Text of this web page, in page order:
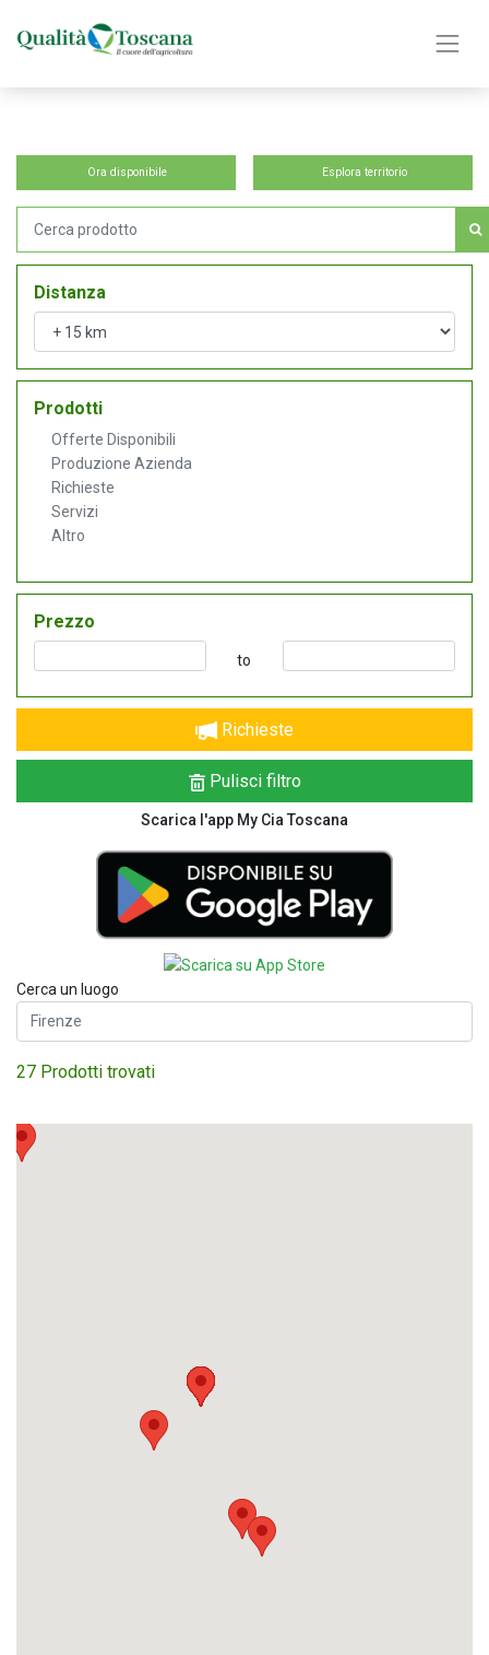
Ora disponibile Esplora territorio
Distanza
Prodotti
Offerte Disponibili
Produzione Azienda
Richieste
Servizi
Altro
Prezzo
to
Richieste
Pulisci filtro
Scarica l'app My Cia Toscana
Cerca un luogo
27 Prodotti trovati